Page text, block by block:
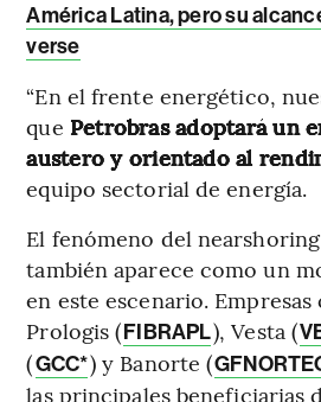
América Latina, pero su
verse
“En el frente energético,
que Petrobras adoptará un
austero y orientado al
equipo sectorial de energía.
El fenómeno del
también aparece como un
en este escenario.
Prologis (FIBRAPL), Vesta (
(GCC*) y Banorte (
las principales beneficiarias